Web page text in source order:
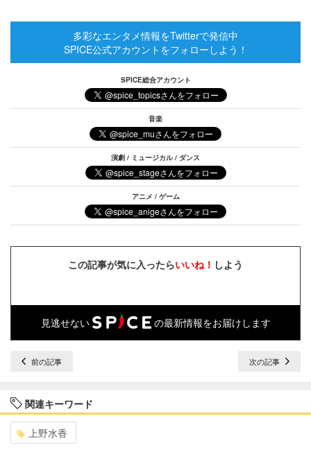
多彩なエンタメ情報をTwitterで発信中
SPICE公式アカウントをフォローしよう！
SPICE総合アカウント
音楽
演劇 / ミュージカル / ダンス
アニメ / ゲーム
この記事が気に入ったらいいね！ しよう
見逃せない の最新情報をお届けします
前の記事 次の記事
関連キーワード
上野水香